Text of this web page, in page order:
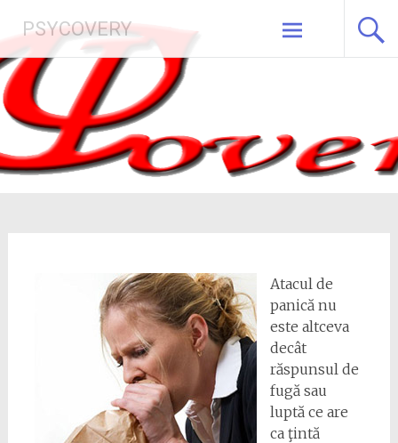
content
PSYCOVERY
Atacul de
panică nu
este altceva
decât
răspunsul de
fugă sau
luptă ce are
ca ţintă